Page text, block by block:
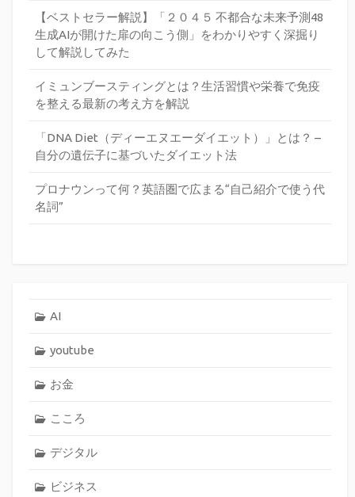
【ベストセラー解説】「２０４５ 不都合な未来予測48
生成AIが開けた扉の向こう側」をわかりやすく深掘り
して解説してみた
イミュンブースティングとは？生活習慣や栄養で免疫
を整える最新の考え方を解説
「DNA Diet（ディーエヌエーダイエット）」とは？ –
自分の遺伝子に基づいたダイエット法
プロナウンって何？英語圏で広まる“自己紹介で使う代
名詞”
AI
youtube
お金
こころ
デジタル
ビジネス